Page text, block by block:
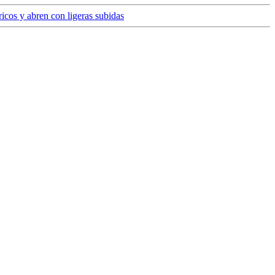
y abren con ligeras subidas